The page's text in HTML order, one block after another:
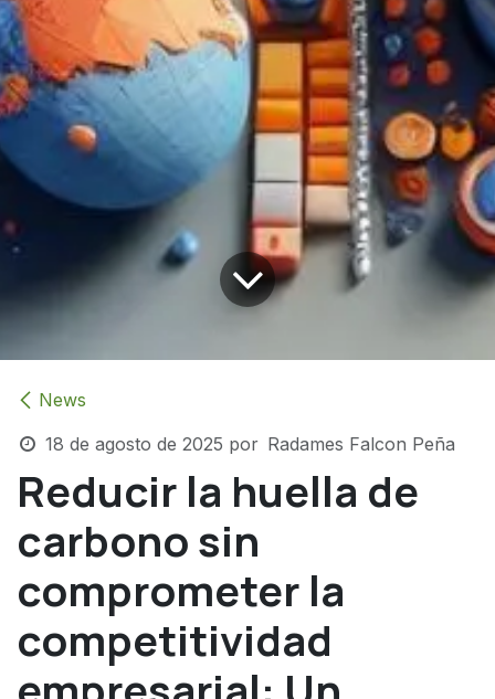
News
18 de agosto de 2025 por Radames Falcon Peña
Reducir la huella de
carbono sin
comprometer la
competitividad